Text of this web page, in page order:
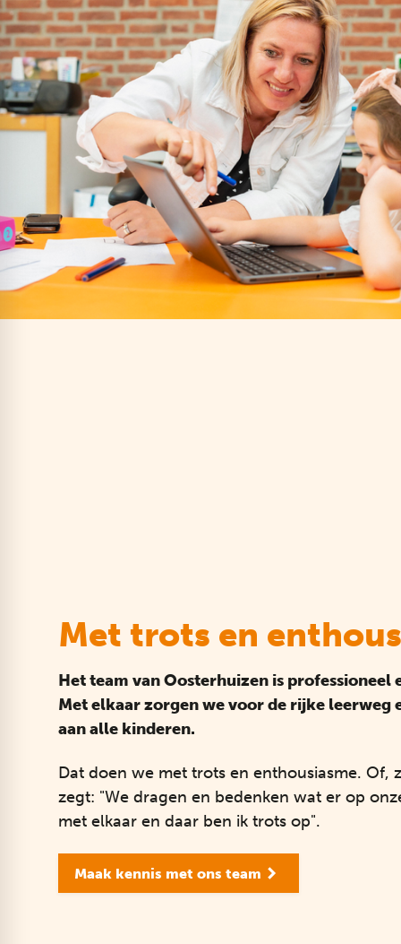
Met trots en
Het team van Oosterhuizen is professioneel
Met elkaar zorgen we voor de rijke leerweg
aan alle kinderen.
​Dat doen we met trots en enthousiasme. Of,
zegt: "We dragen en bedenken wat er op
met elkaar en daar ben ik trots op".
Maak kennis met ons team